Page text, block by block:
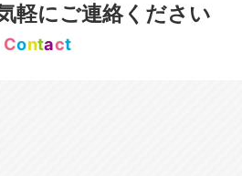
軽にご連絡ください
Contact